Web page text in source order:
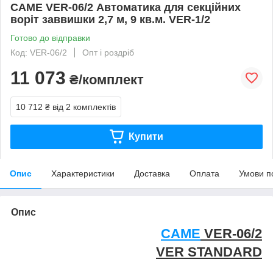
CAME VER-06/2 Автоматика для секційних
воріт заввишки 2,7 м, 9 кв.м. VER-1/2
Готово до відправки
Код: VER-06/2
Опт і роздріб
11 073 ₴/комплект
10 712 ₴ від 2 комплектів
Купити
Опис Характеристики Доставка Оплата Умови
Опис
CAME VER-06/2
VER STANDARD